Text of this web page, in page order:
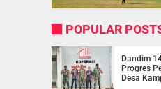
POPULAR
Dandim
Progres
Desa